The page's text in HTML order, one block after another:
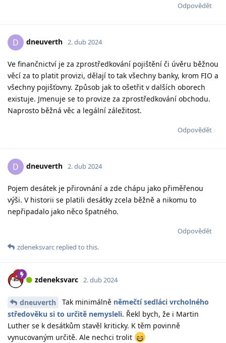
Odpovědět
D dneuverth 2. dub 2024
Ve finančnictví je za zprostředkování pojištění či úvěru běžnou
věcí za to platit provizi, dělají to tak všechny banky, krom FIO a
všechny pojišťovny. Způsob jak to ošetřit v dalších oborech
existuje. Jmenuje se to provize za zprostředkování obchodu.
Naprosto běžná věc a legální záležitost.
Odpovědět
D dneuverth 2. dub 2024
Pojem desátek je přirovnání a zde chápu jako přiměřenou
výši. V historii se platili desátky zcela běžně a nikomu to
nepřipadalo jako něco špatného.
Odpovědět
zdeneksvarc replied to this.
zdeneksvarc 2. dub 2024
dneuverth Tak minimálně němečtí sedláci vrcholného
středověku si to určitě nemysleli. Řekl bych, že i Martin
Luther se k desátkům stavěl kriticky. K těm povinně
vynucovaným určitě. Ale nechci trolit